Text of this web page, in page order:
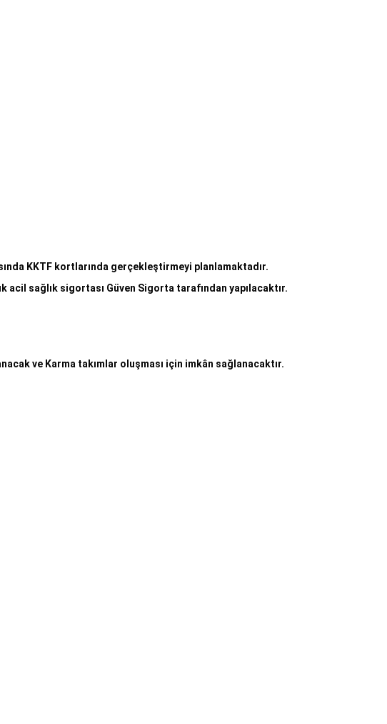
KKTF kortlarında gerçekleştirmeyi planlamaktadır.
acil sağlık sigortası Güven Sigorta tarafından yapılacaktır.
ve Karma takımlar oluşması için imkân sağlanacaktır.